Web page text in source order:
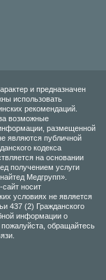
и предназначен
использовать
рекомендаций.
возможные
размещенной
являются публичной
кодекса
на основании
получением услуги
Медгрупп».
носит
условиях не является
437 (2) Гражданского
информации о
обращайтесь